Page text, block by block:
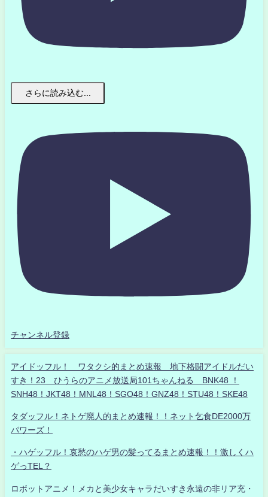
さらに読み込む...
チャンネル登録
アイドッフル！ ワタクシ的まとめ速報 地下格闘アイドルだい
すき！23 ひうらのアニメ放送局101ちゃんねる BNK48 ！
SNH48！JKT48！MNL48！SGO48！GNZ48！STU48！SKE48
タダッフル！ネトゲ廃人的まとめ速報！！ネット乞食DE2000万
パワーズ！
・ハゲッフル！哀愁のハゲ男の髪ってるまとめ速報！！激しくハ
ゲっTEL？
ロボットアニメ！メカと美少女キャラだいすき永遠の非リア充・